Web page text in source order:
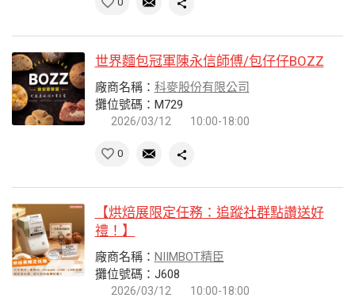
世界麵包冠軍陳永信師傅/包仔仔BOZZ
廠商名稱： 科麥股份有限公司
攤位號碼：M729
2026/03/12 10:00-18:00
0
【烘焙展限定任務：追蹤社群點讚送好
禮！】
廠商名稱： NIIMBOT精臣
攤位號碼：J608
2026/03/12 10:00-18:00